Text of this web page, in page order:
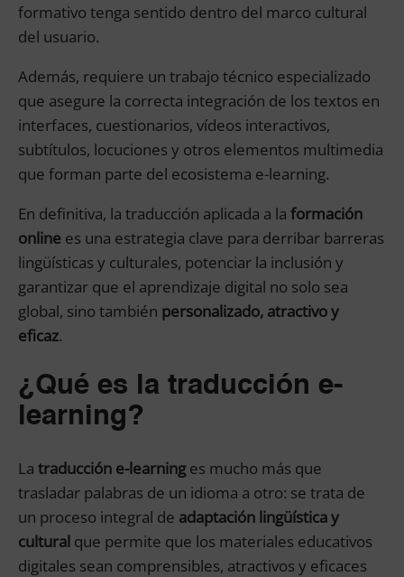
formativo tenga sentido dentro del marco cultural
del usuario.
Además, requiere un trabajo técnico especializado
que asegure la correcta integración de los textos en
interfaces, cuestionarios, vídeos interactivos,
subtítulos, locuciones y otros elementos multimedia
que forman parte del ecosistema e-learning.
En definitiva, la traducción aplicada a la formación
online es una estrategia clave para derribar barreras
lingüísticas y culturales, potenciar la inclusión y
garantizar que el aprendizaje digital no solo sea
global, sino también personalizado, atractivo y
eficaz.
¿Qué es la traducción e-
learning?
La traducción e-learninges mucho más que
trasladar palabras de un idioma a otro: se trata de
un proceso integral de adaptación lingüística y
cultural que permite que los materiales educativos
digitales sean comprensibles, atractivos y eficaces